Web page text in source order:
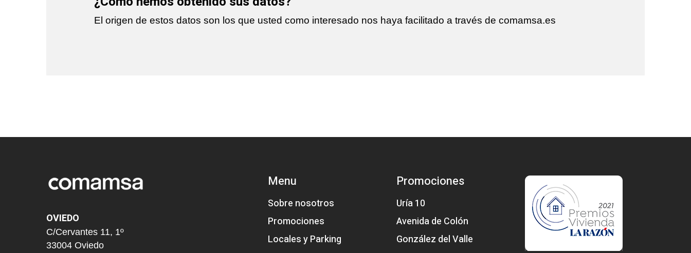
El origen de estos datos son los que usted como interesado nos haya facilitado a través de comamsa.es
OVIEDO
C/Cervantes 11, 1º
33004 Oviedo
Menu
Sobre nosotros
Promociones
Locales y Parking
Promociones
Uría 10
Avenida de Colón
González del Valle